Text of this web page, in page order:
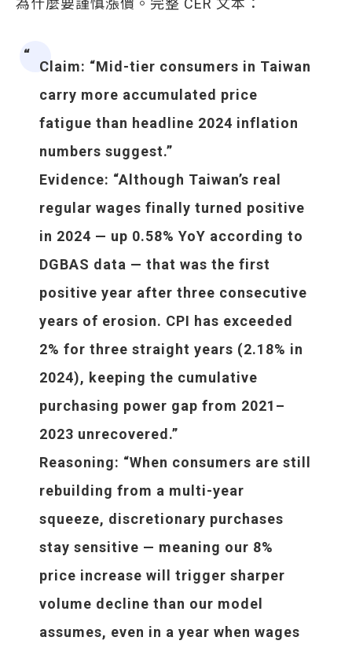
Claim: “Mid-tier consumers in Taiwan
carry more accumulated price
fatigue than headline 2024 inflation
numbers suggest.”
Evidence: “Although Taiwan’s real
regular wages finally turned positive
in 2024 — up 0.58% YoY according to
DGBAS data — that was the first
positive year after three consecutive
years of erosion. CPI has exceeded
2% for three straight years (2.18% in
2024), keeping the cumulative
purchasing power gap from 2021–
2023 unrecovered.”
Reasoning: “When consumers are still
rebuilding from a multi-year
squeeze, discretionary purchases
stay sensitive — meaning our 8%
price increase will trigger sharper
volume decline than our model
assumes, even in a year when wages